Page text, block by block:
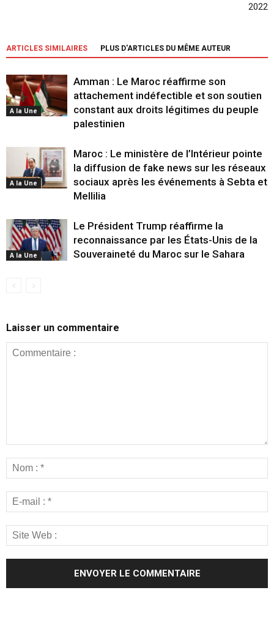
2022
ARTICLES SIMILAIRES PLUS D'ARTICLES DU MÊME AUTEUR
A la Une
Amman : Le Maroc réaffirme son
attachement indéfectible et son soutien
constant aux droits légitimes du peuple
palestinien
A la Une
Maroc : Le ministère de l’Intérieur pointe
la diffusion de fake news sur les réseaux
sociaux après les événements à Sebta et
Mellilia
A la Une
Le Président Trump réaffirme la
reconnaissance par les États-Unis de la
Souveraineté du Maroc sur le Sahara
Laisser un commentaire